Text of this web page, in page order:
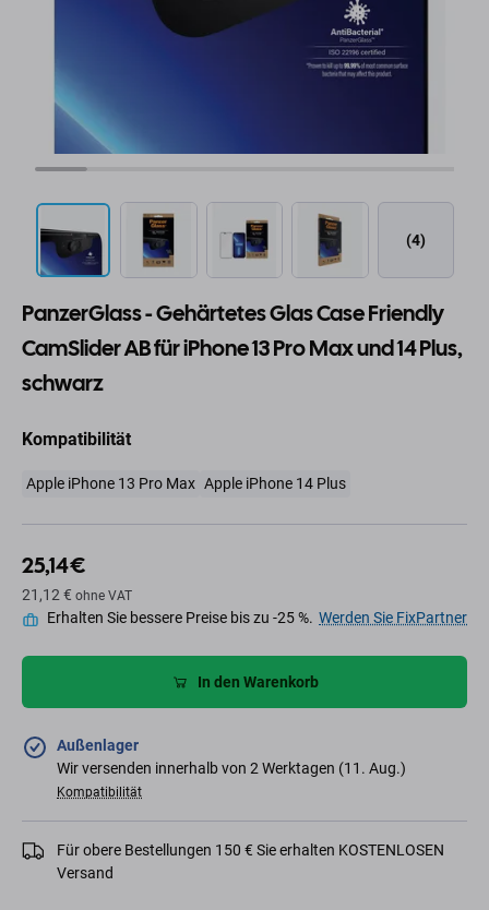
(4)
PanzerGlass - Gehärtetes Glas Case Friendly
CamSlider AB für iPhone 13 Pro Max und 14 Plus,
schwarz
Kompatibilität
Apple iPhone 13 Pro Max Apple iPhone 14 Plus
25,14 €
21,12 € ohne VAT
Erhalten Sie bessere Preise bis zu -25 %. Werden Sie FixPartner
In den Warenkorb
Außenlager
Wir versenden innerhalb von 2 Werktagen (11. Aug.)
Kompatibilität
Für obere Bestellungen 150 € Sie erhalten KOSTENLOSEN
Versand